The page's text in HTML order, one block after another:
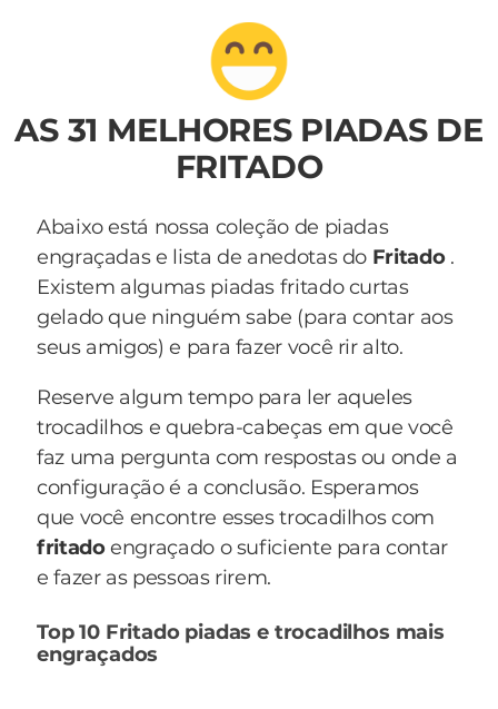
AS 31 MELHORES PIADAS DE
FRITADO
Abaixo está nossa coleção de piadas
engraçadas e lista de anedotas do Fritado.
Existem algumas piadas fritado curtas
gelado que ninguém sabe (para contar aos
seus amigos) e para fazer você rir alto.
Reserve algum tempo para ler aqueles
trocadilhos e quebra-cabeças em que você
faz uma pergunta com respostas ou onde a
configuração é a conclusão. Esperamos
que você encontre esses trocadilhos com
fritadoengraçado o suficiente para contar
e fazer as pessoas rirem.
Top 10 Fritado piadas e trocadilhos mais
engraçados